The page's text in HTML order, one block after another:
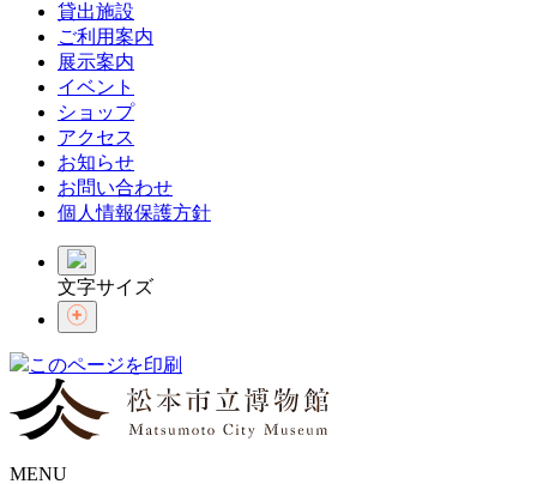
貸出施設
ご利用案内
展示案内
イベント
ショップ
アクセス
お知らせ
お問い合わせ
個人情報保護方針
文字サイズ
このページを印刷
MENU